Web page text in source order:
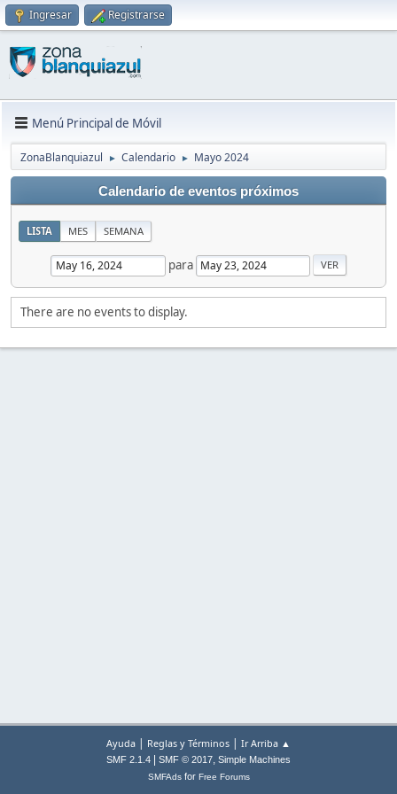
Ingresar Registrarse
Menú Principal de Móvil
ZonaBlanquiazul ► Calendario ► Mayo 2024
Calendario de eventos próximos
LISTA MES SEMANA
para
There are no events to display.
Ayuda | Reglas y Términos | Ir Arriba ▲
SMF 2.1.4 SMF © 2017, Simple Machines
SMFAdsfor Free Forums